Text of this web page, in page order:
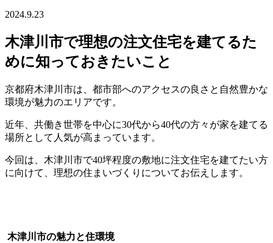
2024.9.23
木津川市で理想の注文住宅を建てるた
めに知っておきたいこと
京都府木津川市は、都市部へのアクセスの良さと自然豊かな
環境が魅力のエリアです。
近年、共働き世帯を中心に30代から40代の方々が家を建てる
場所として人気が高まっています。
今回は、木津川市で40坪程度の敷地に注文住宅を建てたい方
に向けて、理想の住まいづくりについてお伝えします。
木津川市の魅力と住環境